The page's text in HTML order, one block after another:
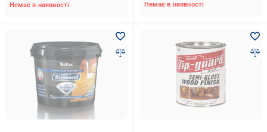
Немає в наявності Немає в наявності